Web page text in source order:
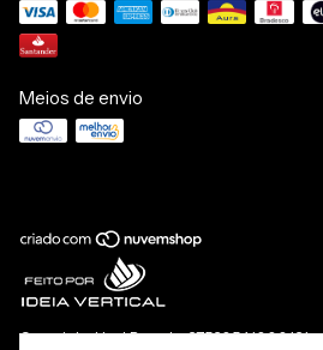
Meios de envio
Copyright Hey! Brand - 37530541000131 -